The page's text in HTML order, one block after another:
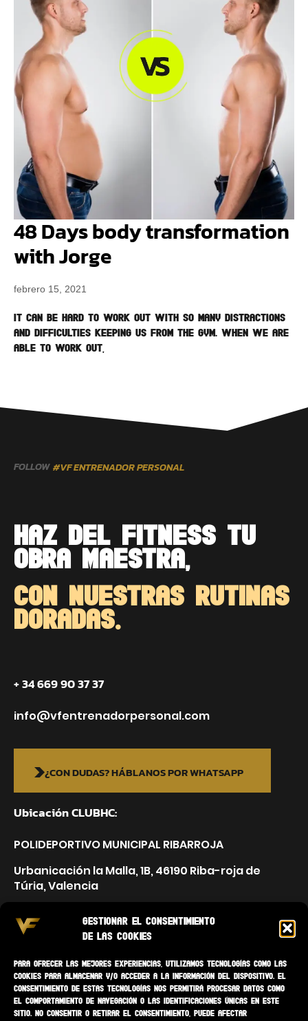
Gestionar el consentimiento
de las cookies
Para ofrecer las mejores experiencias, utilizamos tecnologías como las
cookies para almacenar y/o acceder a la información del dispositivo. El
consentimiento de estas tecnologías nos permitirá procesar datos como
el comportamiento de navegación o las identificaciones únicas en este
sitio. No consentir o retirar el consentimiento, puede afectar
48 Days body transformation
with Jorge
febrero 15, 2021
It can be hard to work out with so many distractions
and difficulties keeping us from the gym. When we are
able to work out,
FOLLOW #VF ENTRENADOR PERSONAL
HAZ DEL FITNESS TU
OBRA MAESTRA,
CON NUESTRAS RUTINAS
DORADAS.
+ 34 669 90 37 37
info@vfentrenadorpersonal.com
¿CON DUDAS? HÁBLANOS POR WHATSAPP
Ubicación CLUBHC:
POLIDEPORTIVO MUNICIPAL RIBARROJA
Urbanicación la Malla, 1B, 46190 Riba-roja de
Túria, Valencia